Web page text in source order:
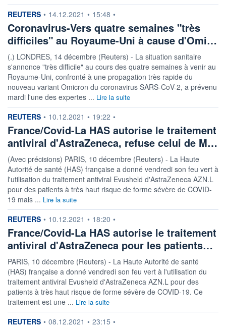
information fournie par
REUTERS • 14.12.2021 • 15:48 •
Coronavirus-Vers quatre semaines "très
difficiles" au Royaume-Uni à cause d'Omi…
(.) LONDRES, 14 décembre (Reuters) - La situation sanitaire
s'annonce "très difficile" au cours des quatre semaines à venir au
Royaume-Uni, confronté à une propagation très rapide du
nouveau variant Omicron du coronavirus SARS-CoV-2, a prévenu
mardi l'une des expertes ... Lire la suite
information fournie par
REUTERS • 10.12.2021 • 19:22 •
France/Covid-La HAS autorise le traitement
antiviral d'AstraZeneca, refuse celui de M…
(Avec précisions) PARIS, 10 décembre (Reuters) - La Haute
Autorité de santé (HAS) française a donné vendredi son feu vert à
l'utilisation du traitement antiviral Evusheld d'AstraZeneca AZN.L
pour des patients à très haut risque de forme sévère de COVID-
19 mais ... Lire la suite
information fournie par
REUTERS • 10.12.2021 • 18:20 •
France/Covid-La HAS autorise le traitement
antiviral d'AstraZeneca pour les patients…
PARIS, 10 décembre (Reuters) - La Haute Autorité de santé
(HAS) française a donné vendredi son feu vert à l'utilisation du
traitement antiviral Evusheld d'AstraZeneca AZN.L pour des
patients à très haut risque de forme sévère de COVID-19. Ce
traitement est une ... Lire la suite
information fournie par
REUTERS • 08.12.2021 • 23:15 •